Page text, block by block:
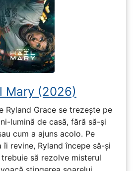
Mary (2026)
Ryland Grace se trezește pe
lumină de casă, fără să-și
cum a ajuns acolo. Pe
îi revine, Ryland începe să-și
să rezolve misterul